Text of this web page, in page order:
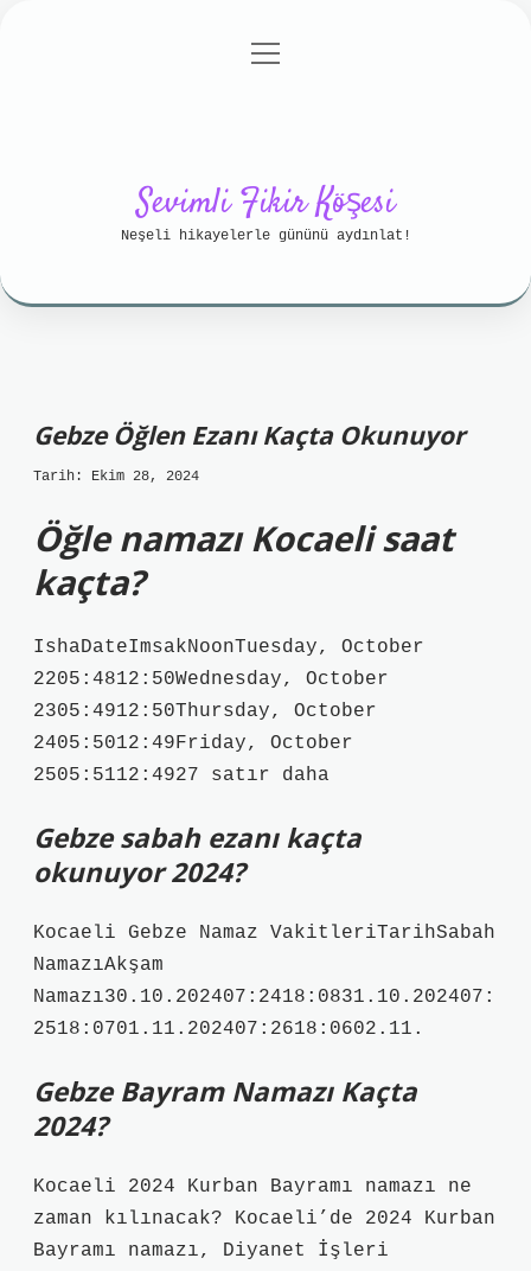
Gizlilik Politikası
menüyü
Sevimli Fikir Köşesi
Neşeli hikayelerle gününü aydınlat!
Gebze Öğlen Ezanı Kaçta Okunuyor
Tarih: Ekim 28, 2024
Öğle namazı Kocaeli saat
kaçta?
IshaDateImsakNoonTuesday, October
2205:4812:50Wednesday, October
2305:4912:50Thursday, October
2405:5012:49Friday, October
2505:5112:4927 satır daha
Gebze sabah ezanı kaçta
okunuyor 2024?
Kocaeli Gebze Namaz VakitleriTarihSabah
NamazıAkşam
Namazı30.10.202407:2418:0831.10.202407:
2518:0701.11.202407:2618:0602.11.
Gebze Bayram Namazı Kaçta
2024?
Kocaeli 2024 Kurban Bayramı namazı ne
zaman kılınacak? Kocaeli’de 2024 Kurban
Bayramı namazı, Diyanet İşleri